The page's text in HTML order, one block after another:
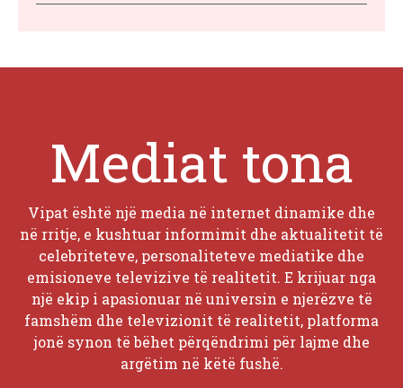
Mediat tona
Vipat është një media në internet dinamike dhe
në rritje, e kushtuar informimit dhe aktualitetit të
celebriteteve, personaliteteve mediatike dhe
emisioneve televizive të realitetit. E krijuar nga
një ekip i apasionuar në universin e njerëzve të
famshëm dhe televizionit të realitetit, platforma
jonë synon të bëhet përqëndrimi për lajme dhe
argëtim në këtë fushë.